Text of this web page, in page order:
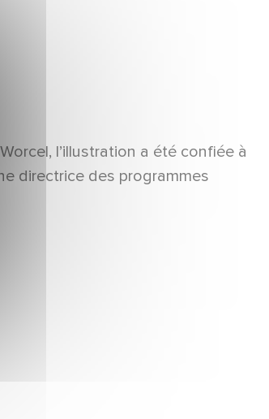
l’illustration a été confiée à
directrice des programmes